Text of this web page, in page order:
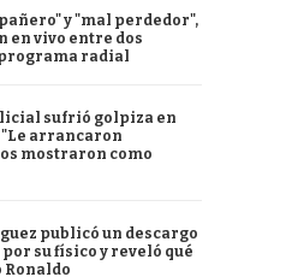
y "mal perdedor",
en vivo entre dos
radial
sufrió golpiza en
"Le arrancaron
mostraron como
publicó un descargo
su físico y reveló qué
Ronaldo